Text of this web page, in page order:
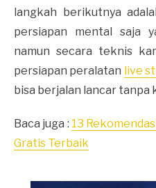
langkah berikutnya
persiapan mental saja
namun secara teknis
persiapan peralatan live
bisa berjalan lancar tanpa
Baca juga : 13
Gratis Terbaik